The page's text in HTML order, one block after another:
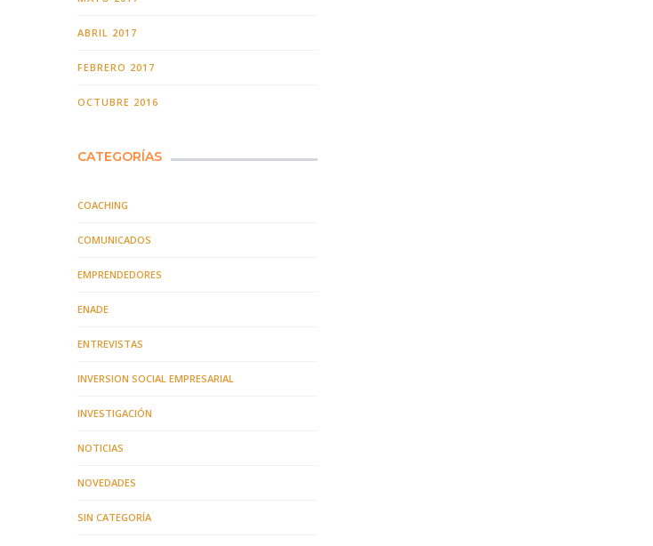
ABRIL 2017
FEBRERO 2017
OCTUBRE 2016
CATEGORÍAS
COACHING
COMUNICADOS
EMPRENDEDORES
ENADE
ENTREVISTAS
INVERSION SOCIAL EMPRESARIAL
INVESTIGACIÓN
NOTICIAS
NOVEDADES
SIN CATEGORÍA